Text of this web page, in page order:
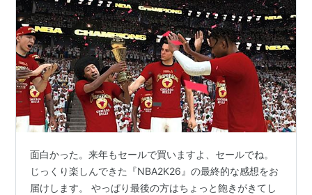
面白かった。来年もセールで買いますよ、セールでね。
じっくり楽しんできた『NBA2K26』の最終的な感想をお
届けします。 やっぱり最後の方はちょっと飽きがきてし